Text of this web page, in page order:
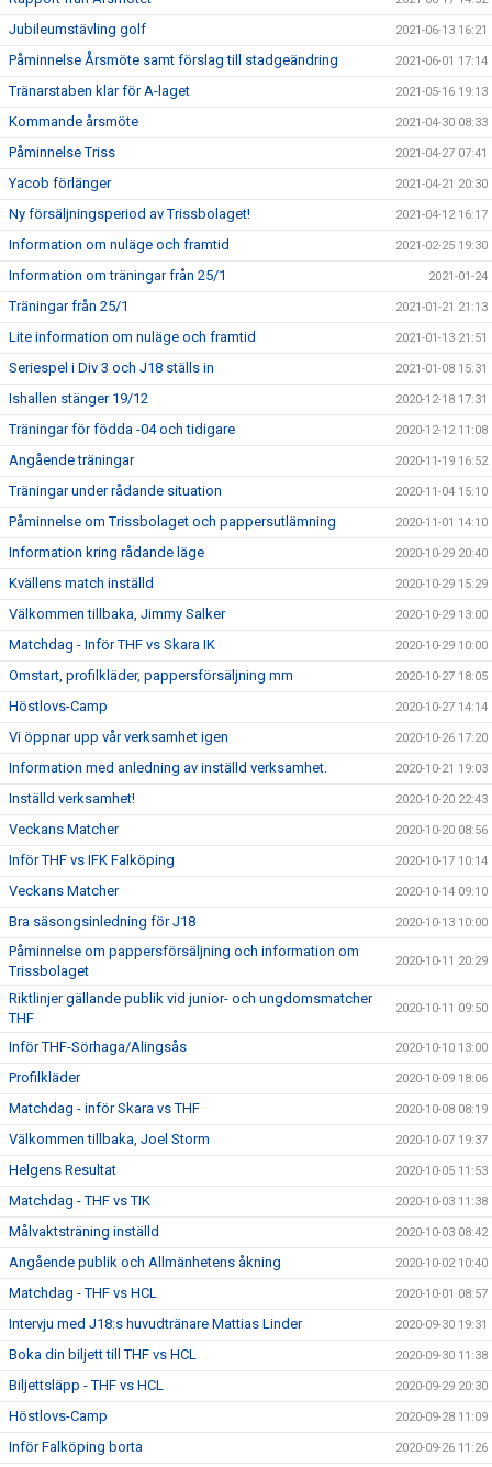
Jubileumstävling golf 2021-06-13 16:21
Påminnelse Årsmöte samt förslag till stadgeändring 2021-06-01 17:14
Tränarstaben klar för A-laget 2021-05-16 19:13
Kommande årsmöte 2021-04-30 08:33
Påminnelse Triss 2021-04-27 07:41
Yacob förlänger 2021-04-21 20:30
Ny försäljningsperiod av Trissbolaget! 2021-04-12 16:17
Information om nuläge och framtid 2021-02-25 19:30
Information om träningar från 25/1 2021-01-24
Träningar från 25/1 2021-01-21 21:13
Lite information om nuläge och framtid 2021-01-13 21:51
Seriespel i Div 3 och J18 ställs in 2021-01-08 15:31
Ishallen stänger 19/12 2020-12-18 17:31
Träningar för födda -04 och tidigare 2020-12-12 11:08
Angående träningar 2020-11-19 16:52
Träningar under rådande situation 2020-11-04 15:10
Påminnelse om Trissbolaget och pappersutlämning 2020-11-01 14:10
Information kring rådande läge 2020-10-29 20:40
Kvällens match inställd 2020-10-29 15:29
Välkommen tillbaka, Jimmy Salker 2020-10-29 13:00
Matchdag - Inför THF vs Skara IK 2020-10-29 10:00
Omstart, profilkläder, pappersförsäljning mm 2020-10-27 18:05
Höstlovs-Camp 2020-10-27 14:14
Vi öppnar upp vår verksamhet igen 2020-10-26 17:20
Information med anledning av inställd verksamhet. 2020-10-21 19:03
Inställd verksamhet! 2020-10-20 22:43
Veckans Matcher 2020-10-20 08:56
Inför THF vs IFK Falköping 2020-10-17 10:14
Veckans Matcher 2020-10-14 09:10
Bra säsongsinledning för J18 2020-10-13 10:00
Påminnelse om pappersförsäljning och information om
Trissbolaget
2020-10-11 20:29
Riktlinjer gällande publik vid junior- och ungdomsmatcher
THF
2020-10-11 09:50
Inför THF-Sörhaga/Alingsås 2020-10-10 13:00
Profilkläder 2020-10-09 18:06
Matchdag - inför Skara vs THF 2020-10-08 08:19
Välkommen tillbaka, Joel Storm 2020-10-07 19:37
Helgens Resultat 2020-10-05 11:53
Matchdag - THF vs TIK 2020-10-03 11:38
Målvaktsträning inställd 2020-10-03 08:42
Angående publik och Allmänhetens åkning 2020-10-02 10:40
Matchdag - THF vs HCL 2020-10-01 08:57
Intervju med J18:s huvudtränare Mattias Linder 2020-09-30 19:31
Boka din biljett till THF vs HCL 2020-09-30 11:38
Biljettsläpp - THF vs HCL 2020-09-29 20:30
Höstlovs-Camp 2020-09-28 11:09
Inför Falköping borta 2020-09-26 11:26